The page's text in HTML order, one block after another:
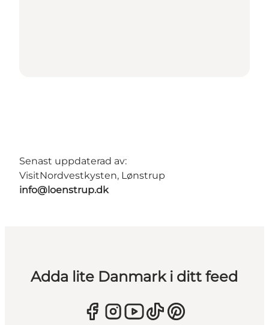
Senast uppdaterad av:
VisitNordvestkysten, Lønstrup
info@loenstrup.dk
Adda lite Danmark i ditt feed